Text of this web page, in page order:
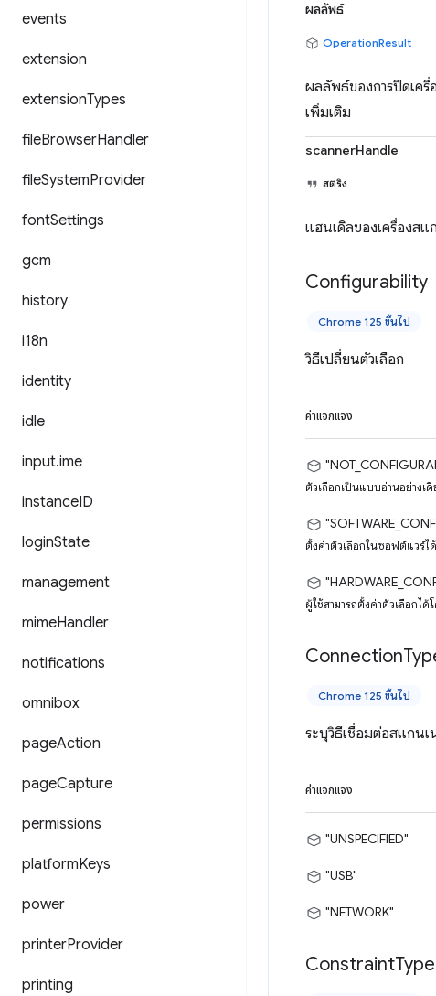
events
extension
extensionTypes
fileBrowserHandler
fileSystemProvider
fontSettings
gcm
history
i18n
identity
idle
input.ime
instanceID
loginState
management
mimeHandler
notifications
omnibox
pageAction
pageCapture
permissions
platformKeys
power
printerProvider
printing
ผลลัพธ์
OperationResult
ผลลัพธ์ของการปิดเค
เพิ่มเติม
scannerHandle
สตริง
แฮนเดิลของเครื่องส
Configurability
Chrome 125 ขึ้นไป
วิธีเปลี่ยนตัวเลือก
ค่าแจกแจง
ตัวเลือกเป็นแบบอ่านอย่างเดี
ตั้งค่าตัวเลือกในซอฟต์แวร์ได้
ผู้ใช้สามารถตั้งค่าตัวเลือกไ
Connection
Chrome 125 ขึ้นไป
ระบุวิธีเชื่อมต่อสแกน
ค่าแจกแจง
"UNSPECIFIED"
"USB"
"NETWORK"
ConstraintType